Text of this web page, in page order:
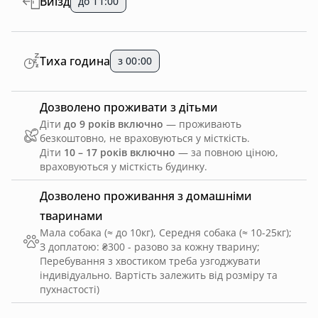
Важливо
• Уся територія — тільки для вас
• Просимо залишати кухню без брудного посуду
• Гості без попереднього узгодження — депозит не
повертається
⸻
✨ Ідеальне місце для відпочинку з родиною або
друзями: природа, тиша, комфорт і повна
приватність всього в 30 хвилинах від Києва.
⸻
Дозволено проживання з домашніми
тваринами
Мала собака (≈ до 10кг), Середня собака (≈ 10-25кг);
З доплатою: ₴300 - разово за кожну тварину;
Перебування з хвостиком треба узгоджувати
індивідуально. Вартість залежить від розміру та
пухнастості)
Дозволено проживати з дітьми
Діти до 9 років включно — проживають
безкоштовно, не враховуються у місткість.
Діти 10 – 17 років включно — за повною ціною,
враховуються у місткість будинку.
Тиха година з 00:00